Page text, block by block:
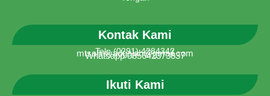
Kontak Kami
Telp (0291) 4284342
mtsalirsyadgajah@gmail.com
Whatsapp 085642373837
Ikuti Kami